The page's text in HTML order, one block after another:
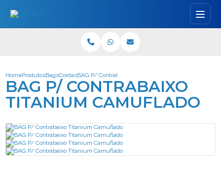
HomeProdutosBagsCordasBAG P/ Contrabaixo Titanium Camuflado
BAG P/ CONTRABAIXO
TITANIUM CAMUFLADO